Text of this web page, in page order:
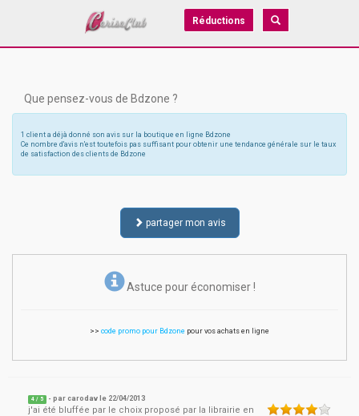
Réductions
Que pensez-vous de Bdzone ?
1 client a déjà donné son avis sur la boutique en ligne Bdzone
Ce nombre d'avis n'est toutefois pas suffisant pour obtenir une tendance générale sur le taux
de satisfaction des clients de Bdzone
partager mon avis
Astuce pour économiser !
>> code promo pour Bdzone pour vos achats en ligne
4 / 5 - parcarodav le 22/04/2013
j'ai été bluffée par le choix proposé par la librairie en